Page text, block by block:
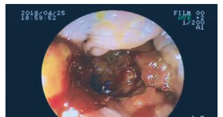
Ao avançar aceito osTermos e Condiçõese a
Política de
Privacidade
da Clínica veterinária.